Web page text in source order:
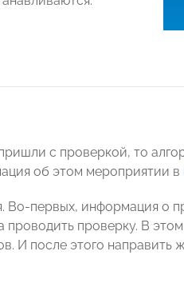
с проверкой, то
об этом мероприятии в
первых, информация о
проводить проверку. В
И после этого направить